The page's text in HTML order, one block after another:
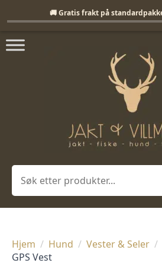
Søk
Hjem Hund Vester & Seler
GPS Vest
🚚 Gratis frakt på